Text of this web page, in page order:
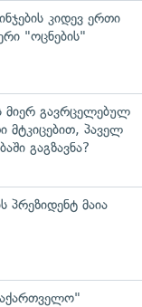
კიდევ ერთი
"ოცნების"
მიერ გავრცელებულ
მტკიცებით, პაველ
გაგზავნა?
პრეზიდენტ მაია